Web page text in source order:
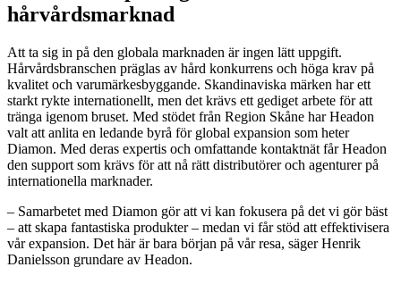
hårvårdsmarknad
Att ta sig in på den globala marknaden är ingen lätt uppgift.
Hårvårdsbranschen präglas av hård konkurrens och höga krav på
kvalitet och varumärkesbyggande. Skandinaviska märken har ett
starkt rykte internationellt, men det krävs ett gediget arbete för att
tränga igenom bruset. Med stödet från Region Skåne har Headon
valt att anlita en ledande byrå för global expansion som heter
Diamon. Med deras expertis och omfattande kontaktnät får Headon
den support som krävs för att nå rätt distributörer och agenturer på
internationella marknader.
– Samarbetet med Diamon gör att vi kan fokusera på det vi gör bäst
– att skapa fantastiska produkter – medan vi får stöd att effektivisera
vår expansion. Det här är bara början på vår resa, säger Henrik
Danielsson grundare av Headon.